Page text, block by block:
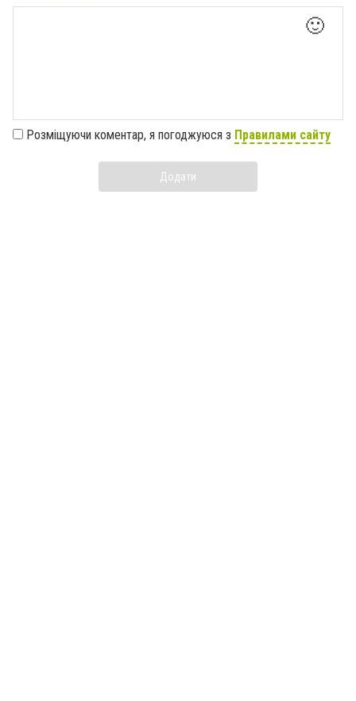
🙂
Розміщуючи коментар, я погоджуюся з Правилами сайту
Додати